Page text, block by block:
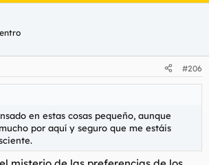
#206
en estas cosas pequeño, aunque
por aquí y seguro que me estáis